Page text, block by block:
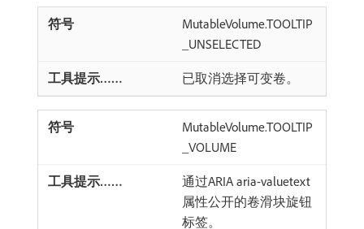
MutableVolume.TOOLTIP
_UNSELECTED
已取消选择可变卷。
MutableVolume.TOOLTIP
_VOLUME
通过ARIA aria-valuetext
属性公开的卷滑块旋钮
标签。